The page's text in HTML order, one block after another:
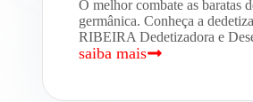
O melhor combate as baratas
germânica. Conheça a
RIBEIRA Dedetizadora e
saiba mais